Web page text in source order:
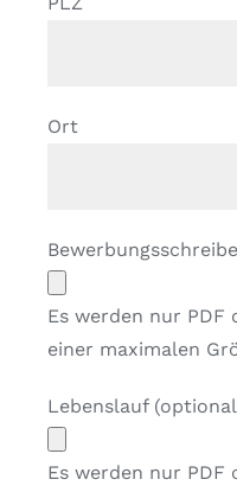
Ort
Es werden nur PDF
einer maximalen
Lebenslauf
Es werden nur PDF